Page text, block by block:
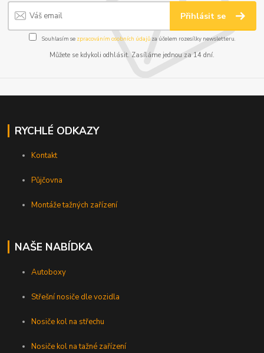
Přihlásit se
Souhlasím se zpracováním osobních údajůza účelem rozesílky newsletteru.
Můžete se kdykoli odhlásit. Zasíláme jednou za 14 dní.
RYCHLÉ ODKAZY
Kontakt
Půjčovna
Montáže tažných zařízení
NAŠE NABÍDKA
Autoboxy
Střešní nosiče dle vozidla
Nosiče kol na střechu
Nosiče kol na tažné zařízení